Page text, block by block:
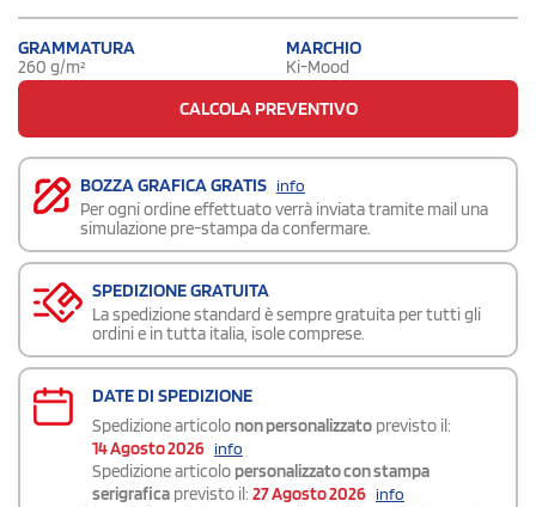
GRAMMATURA
260 g/m²
MARCHIO
Ki-Mood
CALCOLA PREVENTIVO
BOZZA GRAFICA GRATIS info
Per ogni ordine effettuato verrà inviata tramite mail una
simulazione pre-stampa da confermare.
SPEDIZIONE GRATUITA
La spedizione standard è sempre gratuita per tutti gli
ordini e in tutta italia, isole comprese.
DATE DI SPEDIZIONE
Spedizione articolo non personalizzato previsto il:
14 Agosto 2026 info
Spedizione articolo personalizzato con stampa
serigrafica previsto il: 27 Agosto 2026 info